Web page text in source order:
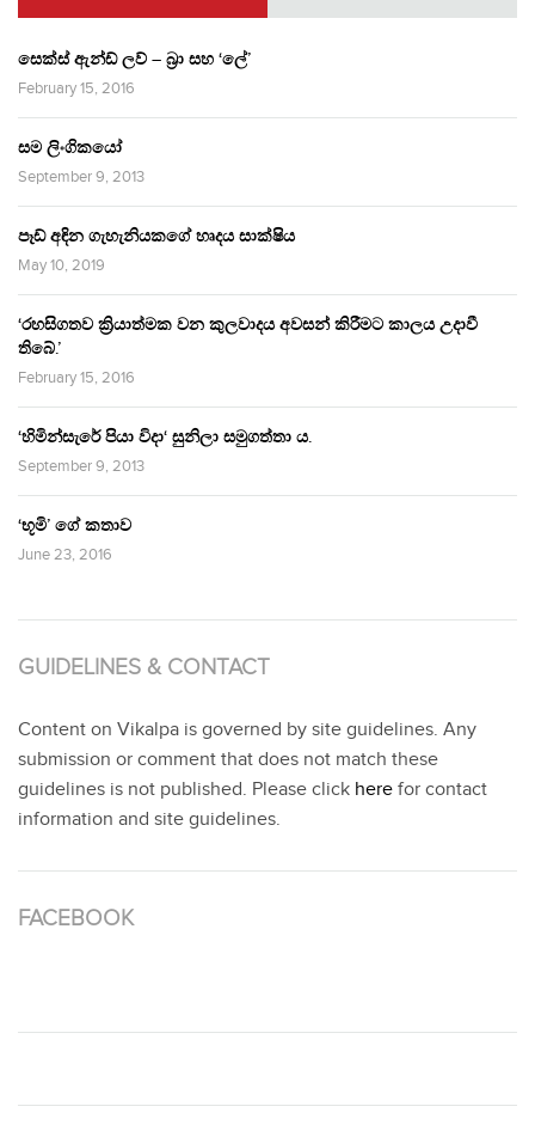
සෙක්ස් ඇන්ඩ් ලව් – බ්‍රා සහ ‘ලේ’
February 15, 2016
සම ලිංගිකයෝ
September 9, 2013
පෑඩ් අඳින ගැහැනියකගේ හෘදය සාක්ෂිය
May 10, 2019
‘රහසිගතව ක්‍රියාත්මක වන කුලවාදය අවසන් කිරීමට කාලය උදාවී
තිබේ.’
February 15, 2016
‘හිමින්සැරේ පියා විදා‘ සුනිලා සමුගත්තා ය.
September 9, 2013
‘භූමි’ ගේ කතාව
June 23, 2016
GUIDELINES & CONTACT
Content on Vikalpa is governed by site guidelines. Any
submission or comment that does not match these
guidelines is not published. Please click here for contact
information and site guidelines.
FACEBOOK